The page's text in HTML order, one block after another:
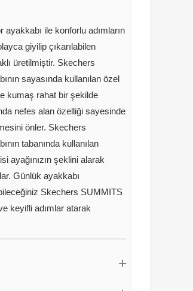
ile konforlu adımların
giyilip çıkarılabilen
üretilmiştir. Skechers
sayasında kullanılan özel
kumaş rahat bir şekilde
nefes alan özelliği sayesinde
önler. Skechers
tabanında kullanılan
ayağınızın şeklini alarak
Günlük ayakkabı
Skechers SUMMITS
keyifli adımlar atarak